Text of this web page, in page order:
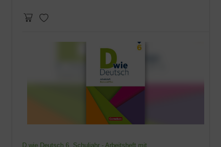
D wie Deutsch 6. Schuljahr - Arbeitsheft mit